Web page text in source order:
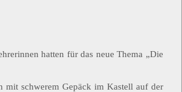
hatten für das neue Thema „Die
mit schwerem Gepäck im Kastell auf der